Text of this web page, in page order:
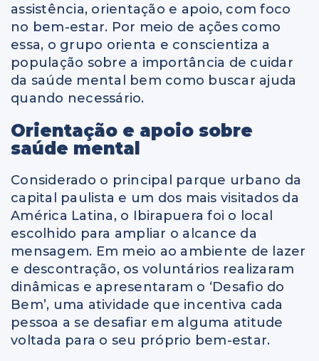
assistência, orientação e apoio, com foco
no bem-estar. Por meio de ações como
essa, o grupo orienta e conscientiza a
população sobre a importância de cuidar
da saúde mental bem como buscar ajuda
quando necessário.
Orientação e apoio sobre
saúde mental
Considerado o principal parque urbano da
capital paulista e um dos mais visitados da
América Latina, o Ibirapuera foi o local
escolhido para ampliar o alcance da
mensagem. Em meio ao ambiente de lazer
e descontração, os voluntários realizaram
dinâmicas e apresentaram o ‘Desafio do
Bem’, uma atividade que incentiva cada
pessoa a se desafiar em alguma atitude
voltada para o seu próprio bem-estar.